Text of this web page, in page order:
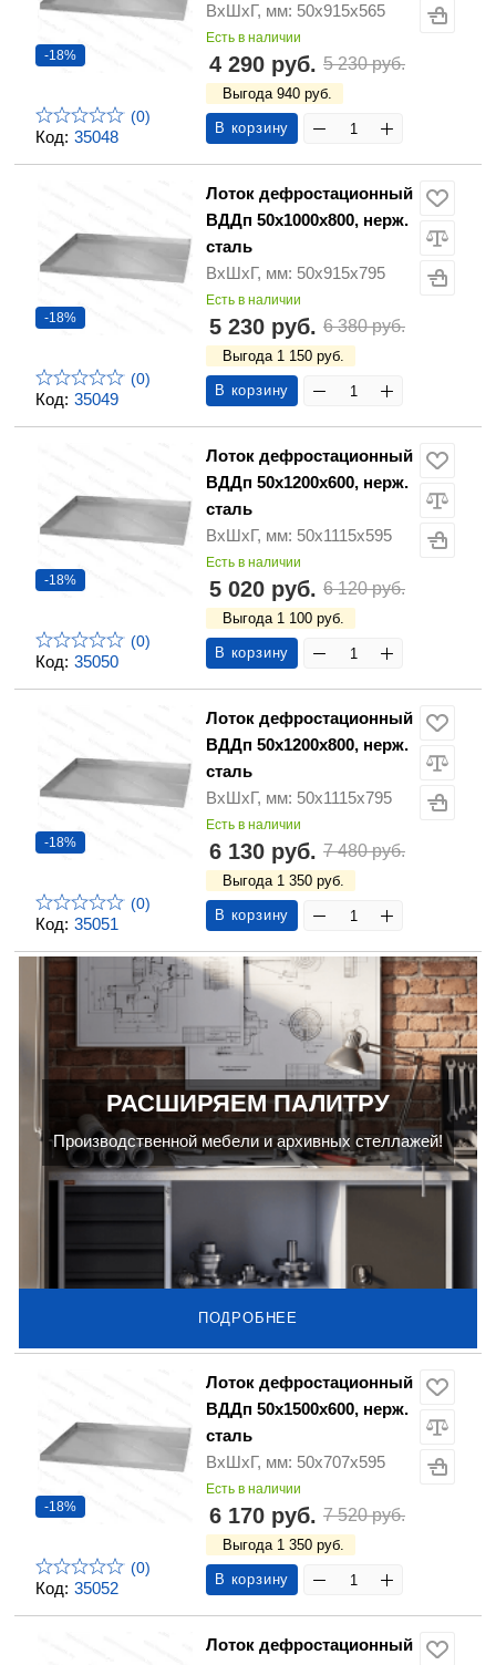
Код: 35048
-18%
(0)
ВхШхГ, мм: 50х915х565
Есть в наличии
4 290 руб. 5 230 руб.
Выгода 940 руб.
В корзину
Код: 35049
-18%
(0)
Лоток дефростационный
ВДДп 50х1000х800, нерж.
сталь
ВхШхГ, мм: 50х915х795
Есть в наличии
5 230 руб. 6 380 руб.
Выгода 1 150 руб.
В корзину
Код: 35050
-18%
(0)
Лоток дефростационный
ВДДп 50х1200х600, нерж.
сталь
ВхШхГ, мм: 50х1115х595
Есть в наличии
5 020 руб. 6 120 руб.
Выгода 1 100 руб.
В корзину
Код: 35051
-18%
(0)
Лоток дефростационный
ВДДп 50х1200х800, нерж.
сталь
ВхШхГ, мм: 50х1115х795
Есть в наличии
6 130 руб. 7 480 руб.
Выгода 1 350 руб.
В корзину
РАСШИРЯЕМ ПАЛИТРУ
Производственной мебели и архивных стеллажей!
ПОДРОБНЕЕ
Код: 35052
-18%
(0)
Лоток дефростационный
ВДДп 50х1500х600, нерж.
сталь
ВхШхГ, мм: 50х707х595
Есть в наличии
6 170 руб. 7 520 руб.
Выгода 1 350 руб.
В корзину
Лоток дефростационный